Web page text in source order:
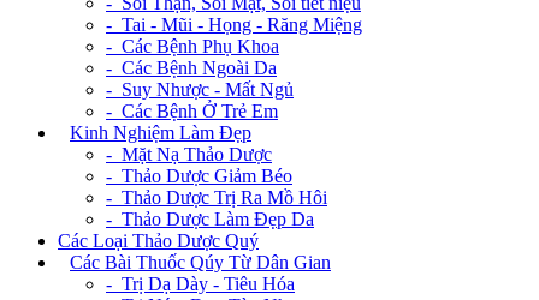
- Tai - Mũi - Họng - Răng Miệng
- Các Bệnh Phụ Khoa
- Các Bệnh Ngoài Da
- Suy Nhược - Mất Ngủ
- Các Bệnh Ở Trẻ Em
Kinh Nghiệm Làm Đẹp
- Mặt Nạ Thảo Dược
- Thảo Dược Giảm Béo
- Thảo Dược Trị Ra Mồ Hôi
- Thảo Dược Làm Đẹp Da
Các Loại Thảo Dược Quý
Các Bài Thuốc Qúy Từ Dân Gian
- Trị Dạ Dày - Tiêu Hóa